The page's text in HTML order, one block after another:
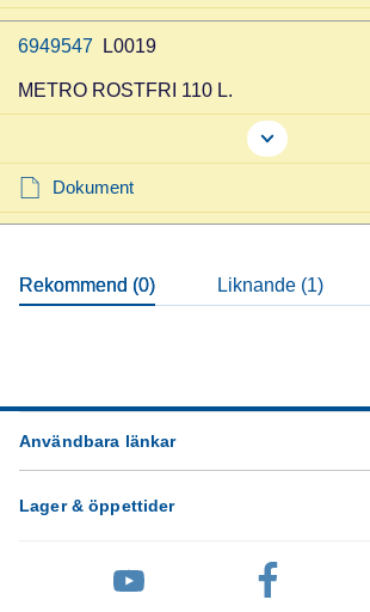
6949547 L0019
METRO ROSTFRI 110 L.
Dokument
Rekommend (0) Liknande (1)
Användbara länkar
Lager & öppettider